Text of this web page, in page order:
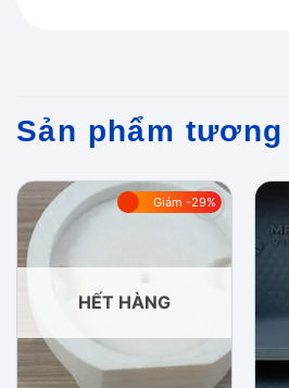
Sản phẩm
Giảm -29%
HẾT HÀNG